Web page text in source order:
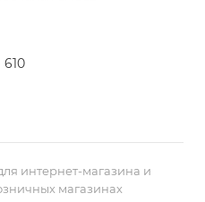
610
интернет-магазина и
магазинах